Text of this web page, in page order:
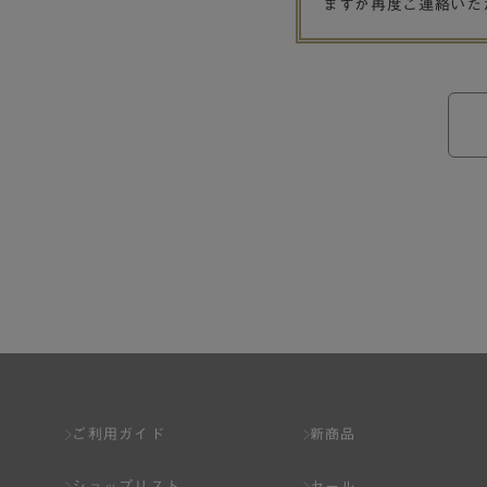
ますが再度ご連絡い
ご利用ガイド 新商品